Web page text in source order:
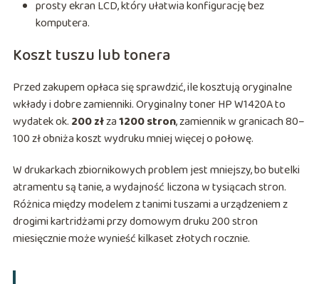
prosty ekran LCD, który ułatwia konfigurację bez
komputera.
Koszt tuszu lub tonera
Przed zakupem opłaca się sprawdzić, ile kosztują oryginalne
wkłady i dobre zamienniki. Oryginalny toner HP W1420A to
wydatek ok. 200 złza1200 stron, zamiennik w granicach 80–
100 zł obniża koszt wydruku mniej więcej o połowę.
W drukarkach zbiornikowych problem jest mniejszy, bo butelki
atramentu są tanie, a wydajność liczona w tysiącach stron.
Różnica między modelem z tanimi tuszami a urządzeniem z
drogimi kartridżami przy domowym druku 200 stron
miesięcznie może wynieść kilkaset złotych rocznie.